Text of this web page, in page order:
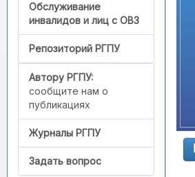
Обслуживание
инвалидов и лиц с ОВЗ
Репозиторий РГПУ
Автору РГПУ:
сообщите нам о
публикациях
Журналы РГПУ
Задать вопрос